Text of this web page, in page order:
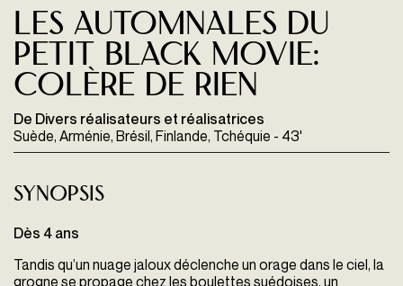
Les Automnales du
petit black movie:
colère de rien
De Divers réalisateurs et réalisatrices
Suède, Arménie, Brésil, Finlande, Tchéquie - 43'
Synopsis
Dès 4 ans
Tandis qu’un nuage jaloux déclenche un orage dans le ciel, la
grogne se propage chez les boulettes suédoises, un